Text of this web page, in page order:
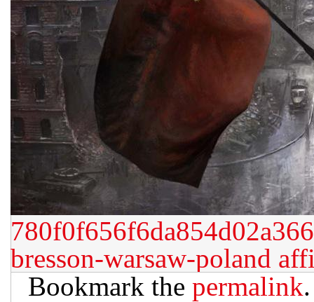
bresson-warsaw-poland
Bookmark the permalink.